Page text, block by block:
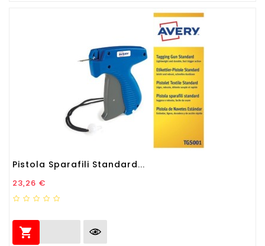
Pistola Sparafili Standard...
Prezzo
23,26 €
